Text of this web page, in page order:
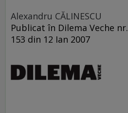
Alexandru CĂLINESCU
Publicat în Dilema Veche nr.
153 din 12 Ian 2007